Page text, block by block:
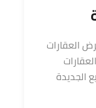
العقارات
الجديدة